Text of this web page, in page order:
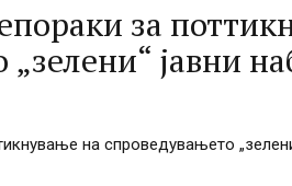
за
јавни
на спроведувањето